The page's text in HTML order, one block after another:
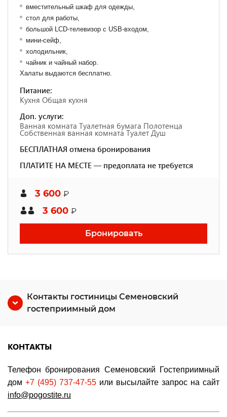
вместительный шкаф для одежды,
стол для работы,
большой LCD-телевизор с USB-входом,
мини-сейф,
холодильник,
чайник и чайный набор.
Халаты выдаются бесплатно.
Питание:
Кухня Общая кухня
Доп. услуги:
Ванная комната Туалетная бумага Полотенца
Собственная ванная комната Туалет Душ
БЕСПЛАТНАЯ отмена бронирования
ПЛАТИТЕ НА МЕСТЕ — предоплата не требуется
3 600 ₽
3 600 ₽
Бронировать
Контакты гостиницы Семеновский
гостеприимный дом
КОНТАКТЫ
Телефон бронирования Семеновский Гостеприимный
дом +7 (495) 737-47-55 или высылайте запрос на сайт
info@pogostite.ru